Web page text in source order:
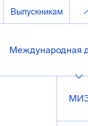
Выпускникам
Международная